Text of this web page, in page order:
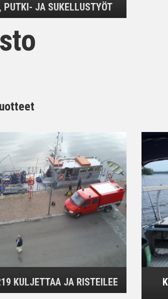
PUTKI- JA SUKELLUSTYÖT
KULJETTAA JA RISTEILEE